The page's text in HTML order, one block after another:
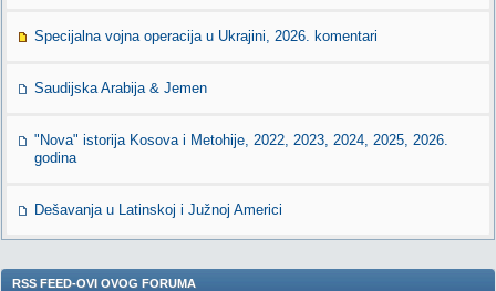
Specijalna vojna operacija u Ukrajini, 2026. komentari
Saudijska Arabija & Jemen
"Nova" istorija Kosova i Metohije, 2022, 2023, 2024, 2025, 2026.
godina
Dešavanja u Latinskoj i Južnoj Americi
RSS FEED-OVI OVOG FORUMA